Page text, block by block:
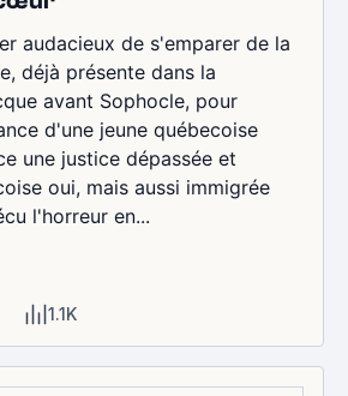
audacieux de s'emparer de la
déjà présente dans la
avant Sophocle, pour
d'une jeune québecoise
une justice dépassée et
oui, mais aussi immigrée
l'horreur en...
1.1K